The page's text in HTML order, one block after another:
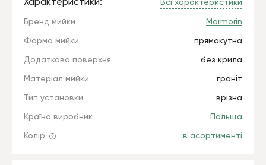
Характеристики: Всі характеристики
Бренд мийки Marmorin
Форма мийки прямокутна
Додаткова поверхня без крила
Матеріал мийки граніт
Тип установки врізна
Країна виробник Польща
Колір в асортименті